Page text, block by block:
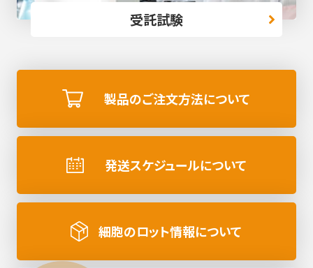
受託試験
製品のご注文方法について
発送スケジュールについて
細胞のロット情報について